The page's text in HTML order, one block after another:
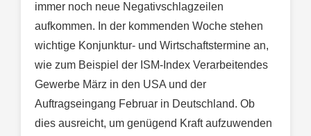
immer noch neue Negativschlagzeilen
aufkommen. In der kommenden Woche stehen
wichtige Konjunktur- und Wirtschaftstermine an,
wie zum Beispiel der ISM-Index Verarbeitendes
Gewerbe März in den USA und der
Auftragseingang Februar in Deutschland. Ob
dies ausreicht, um genügend Kraft aufzuwenden